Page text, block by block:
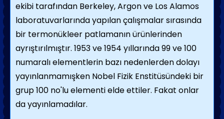
ekibi tarafından Berkeley, Argon ve Los Alamos
laboratuvarlarında yapılan çalışmalar sırasında
bir termonükleer patlamanın ürünlerinden
ayrıştırılmıştır. 1953 ve 1954 yıllarında 99 ve 100
numaralı elementlerin bazı nedenlerden dolayı
yayınlanmamışken Nobel Fizik Enstitüsündeki bir
grup 100 no'lu elementi elde ettiler. Fakat onlar
da yayınlamadılar.